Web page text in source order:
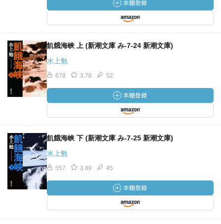
飢餓海峡 上 (新潮文庫 み-7-24 新潮文庫)
水上勉
678 3.78 52
飢餓海峡 下 (新潮文庫 み-7-25 新潮文庫)
水上勉
557 3.89 45